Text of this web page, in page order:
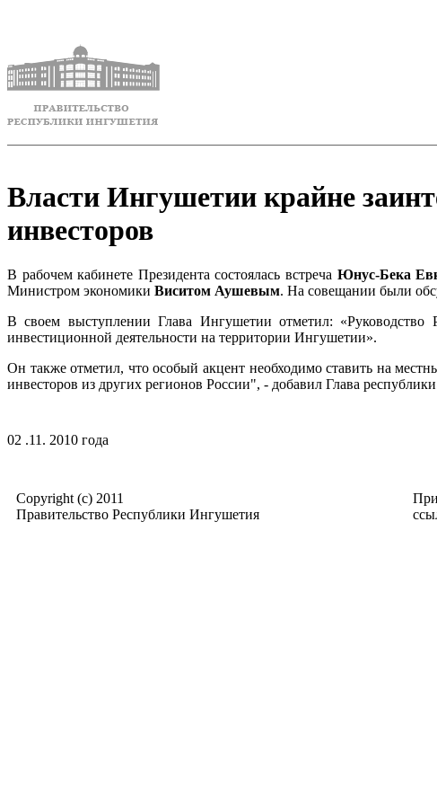
Власти Ингушетии крайне
инвесторов
В рабочем кабинете Президента состоялась встреча Юнус-Бека
Министром экономики Виситом Аушевым. На совещании были
В своем выступлении Глава Ингушетии отметил: «Руководство
инвестиционной деятельности на территории Ингушетии».
Он также отметил, что особый акцент необходимо ставить на
инвесторов из других регионов России", - добавил Глава
02 .11. 2010 года
Copyright (c) 2011
Правительство Республики Ингушетия